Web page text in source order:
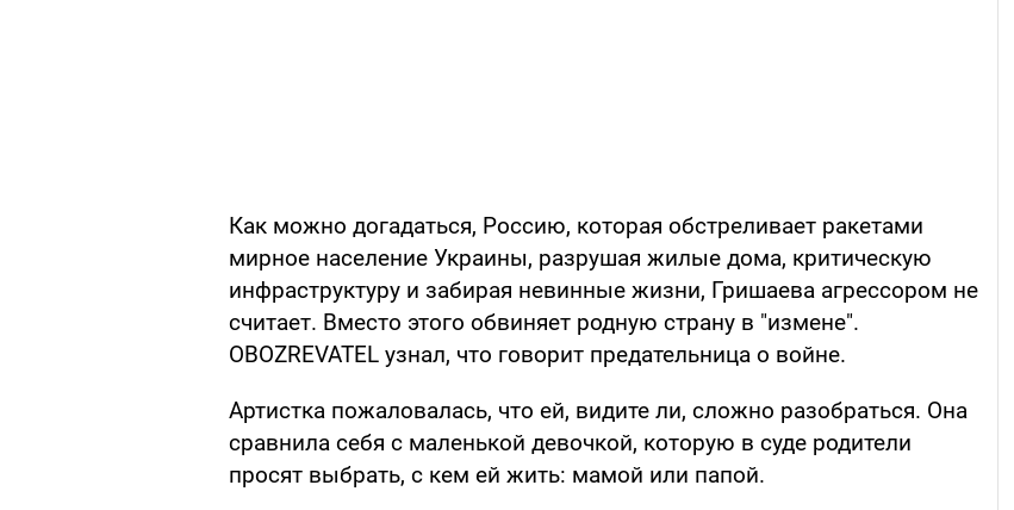
Как можно догадаться, Россию, которая обстреливает ракетами
мирное население Украины, разрушая жилые дома, критическую
инфраструктуру и забирая невинные жизни, Гришаева агрессором не
считает. Вместо этого обвиняет родную страну в "измене".
OBOZREVATEL узнал, что говорит предательница о войне.
Артистка пожаловалась, что ей, видите ли, сложно разобраться. Она
сравнила себя с маленькой девочкой, которую в суде родители
просят выбрать, с кем ей жить: мамой или папой.